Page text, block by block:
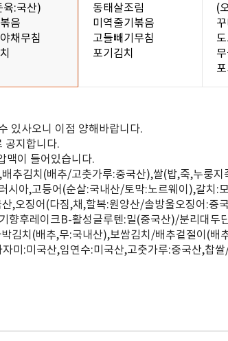
육:국산)
음
채무침
동태살조림
미역줄기볶음
고들빼기무침
포기김치
(
있사오니 이점 양해바랍니다.
공지합니다.
맥이 들어있습니다.
추김치(배추/고춧가루:중국산),쌀(밥,죽,누룽
시아,고등어(순살:국내산/토막:노르웨이),갈치
,오징어(다짐,채,할복:원양산/솔방울오징어:중
향후레이크B-활성글루텐:밀(중국산)/분리대
김치(배추,무:국내산),보쌈김치/배추겉절이(
미:미국산,임연수:미국산,고춧가루:중국산,찹